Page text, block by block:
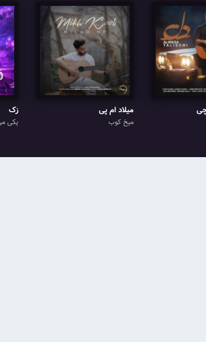
میلاد ام پی
میخ کوب
زک
یکی